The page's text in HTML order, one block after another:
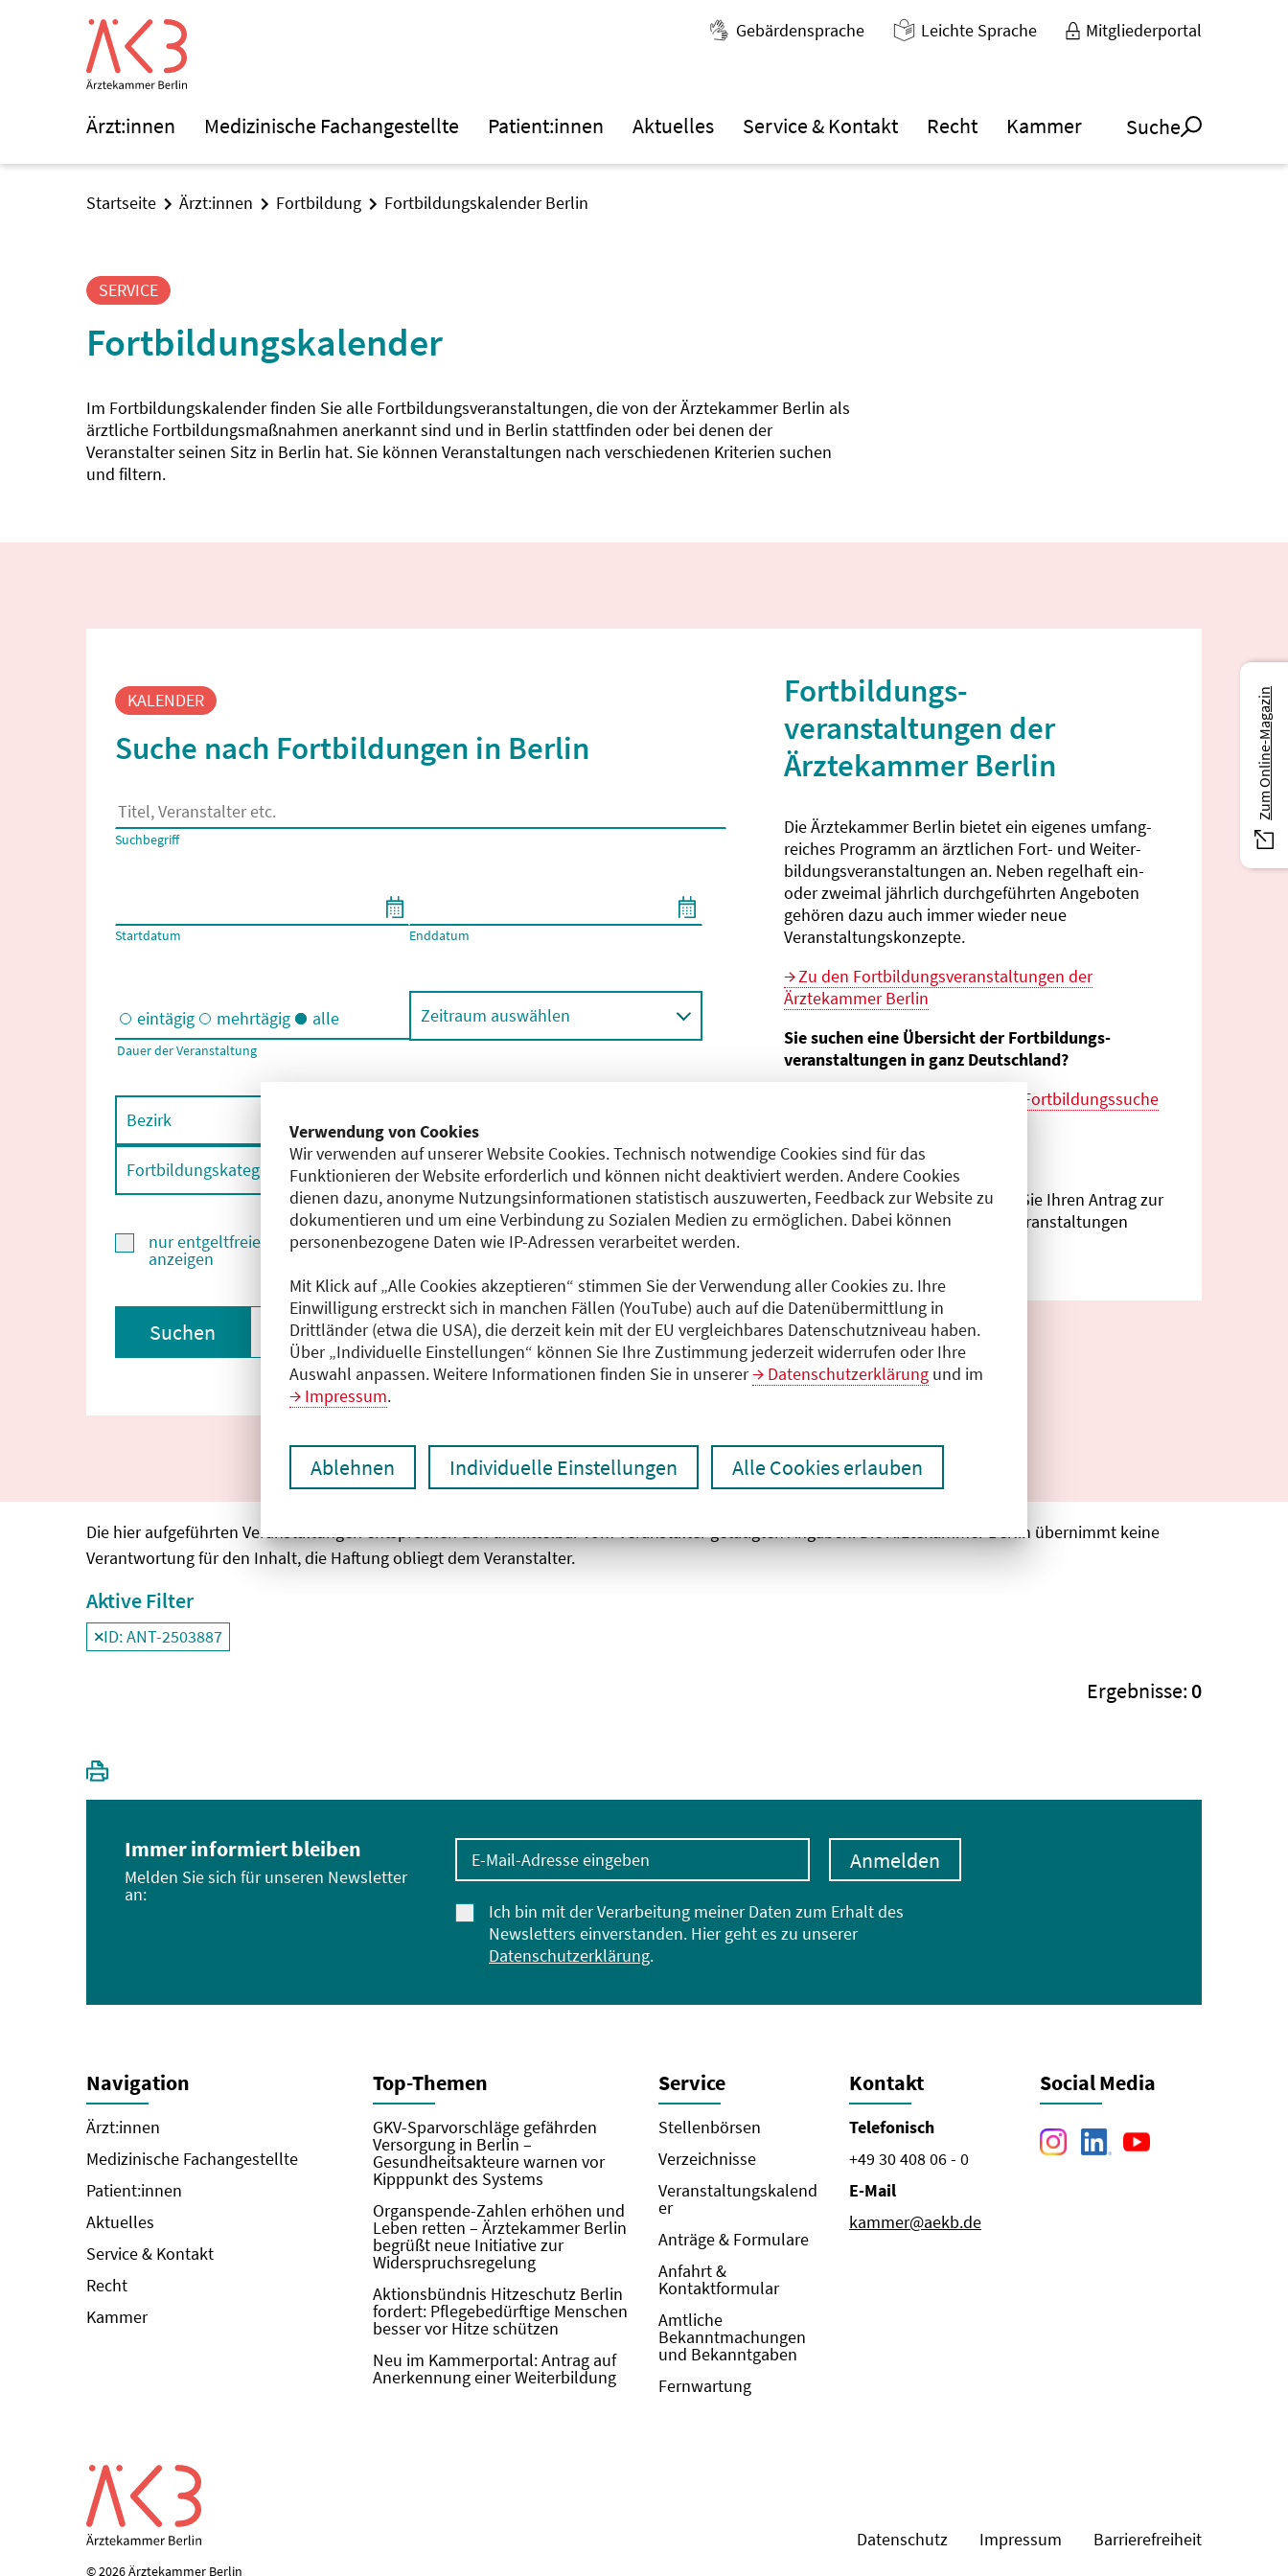
Verwendung von Cookies
Wir verwenden auf unserer Website Cookies. Technisch notwendige Cookies sind für das
Funktionieren der Website erforderlich und können nicht deaktiviert werden. Andere Cookies
dienen dazu, anonyme Nutzungsinformationen statistisch auszuwerten, Feedback zur Website zu
dokumentieren und um eine Verbindung zu Sozialen Medien zu ermöglichen. Dabei können
personenbezogene Daten wie IP-Adressen verarbeitet werden.
Mit Klick auf „Alle Cookies akzeptieren“ stimmen Sie der Verwendung aller Cookies zu. Ihre
Einwilligung erstreckt sich in manchen Fällen (YouTube) auch auf die Datenübermittlung in
Drittländer (etwa die USA), die derzeit kein mit der EU vergleichbares Datenschutzniveau haben.
Über „Individuelle Einstellungen“ können Sie Ihre Zustimmung jederzeit widerrufen oder Ihre
Auswahl anpassen. Weitere Informationen finden Sie in unserer
Datenschutzerklärung und im
Impressum.
Ablehnen Individuelle Einstellungen Alle Cookies erlauben
Gebärdensprache Leichte Sprache Mitgliederportal
Ärzt:innen Medizinische Fachangestellte Patient:innen Aktuelles Service & Kontakt Recht Kammer Suche
Startseite Ärzt:innen Fortbildung Fortbildungskalender Berlin
SERVICE
Fortbildungskalender
Im Fortbildungskalender finden Sie alle Fortbildungsveranstaltungen, die von der Ärztekammer Berlin als
ärztliche Fortbildungsmaßnahmen anerkannt sind und in Berlin stattfinden oder bei denen der
Veranstalter seinen Sitz in Berlin hat. Sie können Veranstaltungen nach verschiedenen Kriterien suchen
und filtern.
KALENDER
Suche nach Fortbildungen in Berlin
Es erscheinen Suchvorschläge, wenn mindestens 2 Zeichen eingegeben wurden.
Suchbegriff
Startdatum Enddatum
Eintägige und/oder mehrtägige Veranstaltungen
eintägig mehrtägig alle
Dauer der Veranstaltung
Zeitraum auswählen
Bezirk
Fortbildungskategorie Fachgebiet
nur entgeltfreie Fortbildungen
anzeigen
Suchen Filter zurücksetzen Ergebnisse drucken
Fortbildungs­
veranstaltungen der
Ärztekammer Berlin
Die Ärztekammer Berlin bietet ein eigenes umfang­
reiches Programm an ärztlichen Fort- und Weiter­
bildungs­veranstaltungen an. Neben regelhaft ein-
oder zweimal jährlich durch­geführten Angeboten
gehören dazu auch immer wieder neue
Veranstaltungs­konzepte.
Zu den Fortbildungs­veranstaltungen der
Ärztekammer Berlin
Sie suchen eine Übersicht der Fortbildungs­
veranstaltungen in ganz Deutschland?
bundes­weiten Fortbildungs­suche
Sie sind Veranstalter?
Im
CME-Antragsportalkönnen Sie Ihren Antrag zur
Anerkennung von Fortbildungs­veranstaltungen
Die hier aufgeführten Veranstaltungen entsprechen den unmittelbar vom Veranstalter getätigten Angaben. Die Ärztekammer Berlin übernimmt keine
Verantwortung für den Inhalt, die Haftung obliegt dem Veranstalter.
Aktive Filter
Filter
ID: ANT-2503887
deaktivieren und Suchergebnisse neu laden
Ergebnisse:0
Immer informiert bleiben
Melden Sie sich für unseren Newsletter
an:
E-Mail-Adresse eingeben
Ich bin mit der Verarbeitung meiner Daten zum Erhalt des
Newsletters einverstanden. Hier geht es zu unserer
Datenschutzerklärung.
Anmelden
Navigation
Ärzt:innen
Medizinische Fachangestellte
Patient:innen
Aktuelles
Service & Kontakt
Recht
Kammer
Top-Themen
GKV-Sparvorschläge gefährden
Versorgung in Berlin –
Gesundheitsakteure warnen vor
Kipppunkt des Systems
Organspende-Zahlen erhöhen und
Leben retten – Ärztekammer Berlin
begrüßt neue Initiative zur
Widerspruchsregelung
Aktionsbündnis Hitzeschutz Berlin
fordert: Pflegebedürftige Menschen
besser vor Hitze schützen
Neu im Kammerportal: Antrag auf
Anerkennung einer Weiterbildung
Service
Stellenbörsen
Verzeichnisse
Veranstaltungskalend
er
Anträge & Formulare
Anfahrt &
Kontaktformular
Amtliche
Bekanntmachungen
und Bekanntgaben
Fernwartung
Kontakt
Telefonisch
+49 30 408 06 - 0
E-Mail
kammer@aekb.de
Social Media
Datenschutz Impressum Barrierefreiheit
© 2026 Ärztekammer Berlin
Zum Online-Magazin